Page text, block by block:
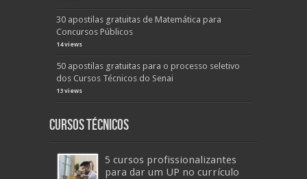
30 apostilas gratuitas de Matemática para
Concursos Públicos
14 views
50 apostilas gratuitas para o processo seletivo
dos Cursos Técnicos do Senai
13 views
Cursos Técnicos
5 cursos profissionalizantes
para dar um UP no currículo